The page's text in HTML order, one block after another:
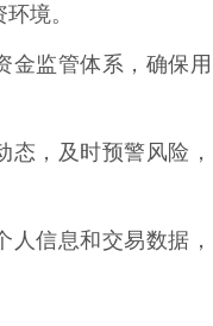
境。
金监管体系，确保用
，及时预警风险，
信息和交易数据，